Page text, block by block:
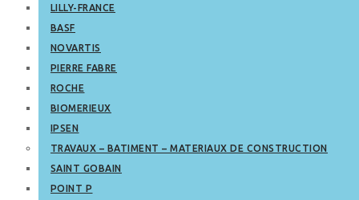
LILLY-FRANCE
BASF
NOVARTIS
PIERRE FABRE
ROCHE
BIOMERIEUX
IPSEN
TRAVAUX – BATIMENT – MATERIAUX DE CONSTRUCTION
SAINT GOBAIN
POINT P